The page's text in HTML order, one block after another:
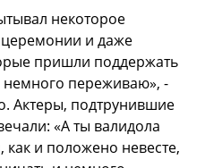
некоторое
и даже
пришли поддержать
немного переживаю», -
Актеры, подтрунившие
«А ты валидола
и положено невесте,